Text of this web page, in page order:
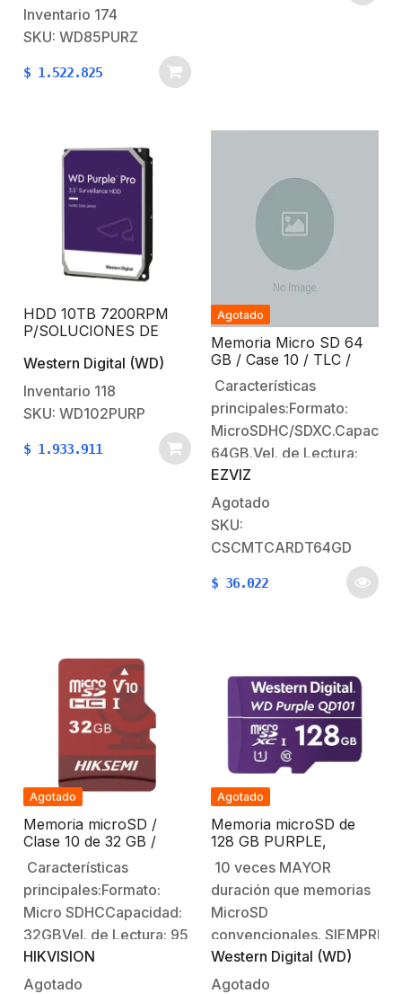
inteligente.Los discos
WD Purple™ Pro están
grabadoras avanzadas
de video y soluciones
de aprendizaje
profundo que requieren
mayor capacidad,
rendimiento y
capacidades de carga
trabajo.Características:Diseñados
con…
Inventario 174
SKU: WD85PURZ
$ 1.522.825
HDD 10TB 7200RPM
P/SOLUCIONES DE
Western Digital (WD)
Inventario 118
SKU: WD102PURP
$ 1.933.911
Agotado
Memoria Micro SD 64
GB / Case 10 / TLC /
Para uso en Video
Vigilancia
Características
principales:Formato:
MicroSDHC/
64GB.Vel. de Lectura:
95MB/s.Vel. de
Escritura:
24MB/s.Sistema de
Archivos:
FAT32.Velocidad: Clase
10, U1.Memoria flash
(0.59 x 0.43 x 0.04
in).Temperatura de
Operación: De 0 °C a 70
°C (32 °F a 158°F).1…
EZVIZ
Agotado
SKU:
CSCMTCARDT64GD
$ 36.022
Agotado
Memoria microSD /
Clase 10 de 32 GB /
Especializada Para
Videovigilancia /
Compatibles con
cámaras HIKVISION
Características
principales:Formato:
Micro SDHCCapacidad:
32GBVel. de Lectura: 95
M/sVel. de escritura: 25
MB/sSistema de
HIKVISION
Agotado
Agotado
Memoria microSD de
128 GB PURPLE,
Especializada Para
Videovigilancia, 10
VECES MAYOR
DURACIÓN, 3 AÑOS DE
GARANTIA
10 veces MAYOR
duración que memorias
MicroSD
convencionales. SIEMPRE
CONSERVARÁS TUS
DATOSLa clave está en
Western Digital (WD)
Agotado